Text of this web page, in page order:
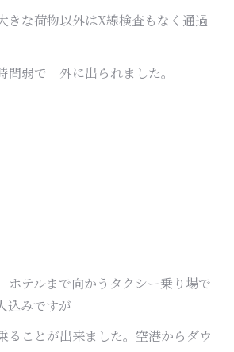
きな荷物以外はX線検査もなく通過
間弱で 外に出られました。
ホテルまで向かうタクシー乗り場で
込みですが
ることが出来ました。空港からダウ